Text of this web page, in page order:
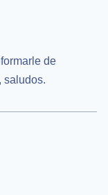
de
saludos.